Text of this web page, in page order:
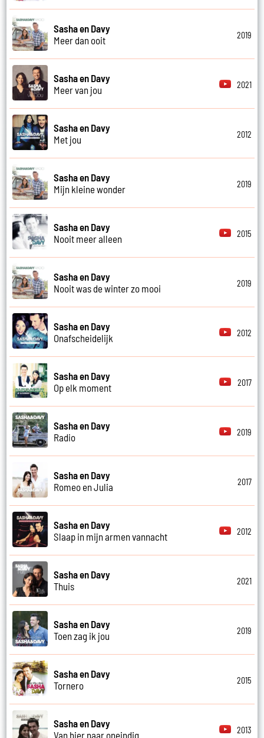
Sasha en Davy
Meer dan ooit
2019
Sasha en Davy
Meer van jou
2021
Sasha en Davy
Met jou
2012
Sasha en Davy
Mijn kleine wonder
2019
Sasha en Davy
Nooit meer alleen
2015
Sasha en Davy
Nooit was de winter zo mooi
2019
Sasha en Davy
Onafscheidelijk
2012
Sasha en Davy
Op elk moment
2017
Sasha en Davy
Radio
2019
Sasha en Davy
Romeo en Julia
2017
Sasha en Davy
Slaap in mijn armen vannacht
2012
Sasha en Davy
Thuis
2021
Sasha en Davy
Toen zag ik jou
2019
Sasha en Davy
Tornero
2015
Sasha en Davy
Van hier naar oneindig
2013